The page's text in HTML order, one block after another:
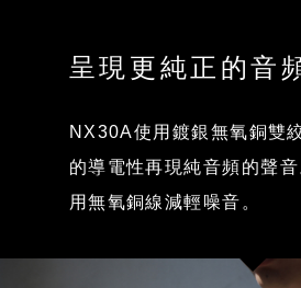
呈現更純正的音
NX30A使用鍍銀無氧銅雙
的導電性再現純音頻的聲
用無氧銅線減輕噪音。